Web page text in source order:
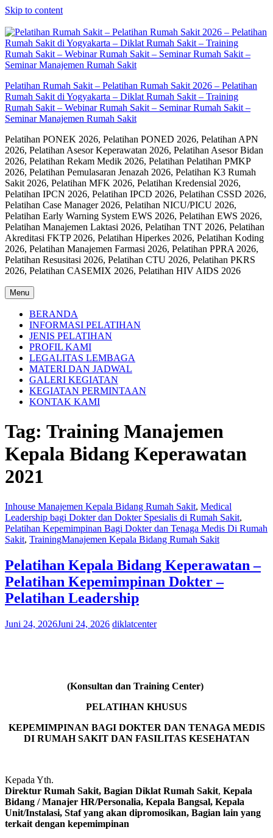
Skip to content
Pelatihan Rumah Sakit – Pelatihan Rumah Sakit 2026 – Pelatihan
Rumah Sakit di Yogyakarta – Diklat Rumah Sakit – Training
Rumah Sakit – Webinar Rumah Sakit – Seminar Rumah Sakit –
Seminar Manajemen Rumah Sakit
Pelatihan PONEK 2026, Pelatihan PONED 2026, Pelatihan APN
2026, Pelatihan Asesor Keperawatan 2026, Pelatihan Asesor Bidan
2026, Pelatihan Rekam Medik 2026, Pelatihan Pelatihan PMKP
2026, Pelatihan Pemulasaran Jenazah 2026, Pelatihan K3 Rumah
Sakit 2026, Pelatihan MFK 2026, Pelatihan Kredensial 2026,
Pelatihan IPCN 2026, Pelatihan IPCD 2026, Pelatihan CSSD 2026,
Pelatihan Case Manager 2026, Pelatihan NICU/PICU 2026,
Pelatihan Early Warning System EWS 2026, Pelatihan EWS 2026,
Pelatihan Manajemen Laktasi 2026, Pelatihan TNT 2026, Pelatihan
Akreditasi FKTP 2026, Pelatihan Hiperkes 2026, Pelatihan Koding
2026, Pelatihan Manajemen Farmasi 2026, Pelatihan PPRA 2026,
Pelatihan Resusitasi 2026, Pelatihan CTU 2026, Pelatihan PKRS
2026, Pelatihan CASEMIX 2026, Pelatihan HIV AIDS 2026
Menu
BERANDA
INFORMASI PELATIHAN
JENIS PELATIHAN
PROFIL KAMI
LEGALITAS LEMBAGA
MATERI DAN JADWAL
GALERI KEGIATAN
KEGIATAN PERMINTAAN
KONTAK KAMI
Tag: Training Manajemen
Kepala Bidang Keperawatan
2021
Inhouse Manajemen Kepala Bidang Rumah Sakit, Medical
Leadership bagi Dokter dan Dokter Spesialis di Rumah Sakit,
Pelatihan Kepemimpinan Bagi Dokter dan Tenaga Medis Di Rumah
Sakit, TrainingManajemen Kepala Bidang Rumah Sakit
Pelatihan Kepala Bidang Keperawatan –
Pelatihan Kepemimpinan Dokter –
Pelatihan Leadership
Juni 24, 2026Juni 24, 2026 diklatcenter
(Konsultan dan Training Center)
PELATIHAN KHUSUS
KEPEMIMPINAN BAGI DOKTER DAN TENAGA MEDIS
DI RUMAH SAKIT DAN FASILITAS KESEHATAN
Kepada Yth.
Direktur Rumah Sakit, Bagian Diklat Rumah Sakit, Kepala
Bidang / Manajer HR/Personalia, Kepala Bangsal, Kepala
Unit/Instalasi, Staf yang akan dipromosikan, Bagian lain yang
terkait dengan kepemimpinan